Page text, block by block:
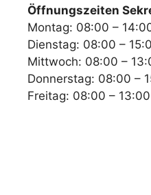
Öffnungszeiten
Montag: 08:00 –
Dienstag: 08:00 –
Mittwoch: 08:00 –
Donnerstag: 08:00 –
Freitag: 08:00 – 13:00